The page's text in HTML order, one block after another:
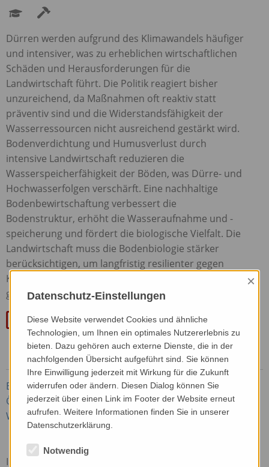
Dürren werden aufgrund des Klimawandels häufiger
und intensiver, was zu erheblichen wirtschaftlichen
Schäden und Herausforderungen für die
Landwirtschaft führt. Die Politik reagiert bisher
unzureichend, da Maßnahmen oft reaktiv statt
präventiv sind und die Widerstandsfähigkeit der
Wasserressourcen nicht ausreichend gestärkt wird.
Bodenverdichtung und Humusverlust durch
intensive Landwirtschaft reduzieren die
Wasserspeicherfähigkeit der Böden, was Dürre- und
Hochwasserfolgen verschärft. Eine nachhaltige
Bodenbewirtschaftung verbessert die
Bodenstruktur, erhöht die Wasseraufnahme und -
speicherung und fördert die biologische Vielfalt. Die
Landwirtschaft muss die Bodenbiologie stärker
berücksichtigen, um langfristig resilienter gegen
Klimaextreme zu werden und Erntesicherheit zu
gewährleisten.
(395 kB)
Beste A. (2025): Regenerative Landwirtschaft statt
Ökolandbau? Wertvolle Praxis oder Green
Washing? In: Lebendige Erde 3/25
In Deutschland und Österreich hat man seit
Datenschutz-Einstellungen
×
Diese Website verwendet Cookies und ähnliche
Technologien, um Ihnen ein optimales Nutzererlebnis zu
bieten. Dazu gehören auch externe Dienste, die in der
nachfolgenden Übersicht aufgeführt sind. Sie können
Ihre Einwilligung jederzeit mit Wirkung für die Zukunft
widerrufen oder ändern. Diesen Dialog können Sie
jederzeit über einen Link im Footer der Website erneut
aufrufen. Weitere Informationen finden Sie in unserer
Datenschutzerklärung.
Notwendig